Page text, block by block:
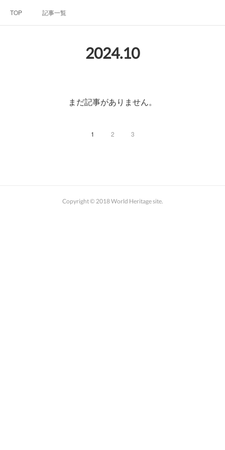
TOP 記事一覧
2024.10
まだ記事がありません。
1 2 3
Copyright © 2018 World Heritage site.